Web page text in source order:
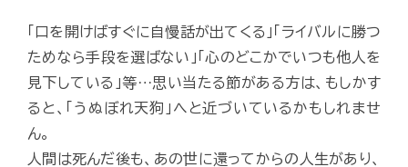
「口を開けばすぐに自慢話が出てくる」「ライバルに勝つ
ためなら手段を選ばない」「心のどこかでいつも他人を
見下している」等…思い当たる節がある方は、もしかす
ると、「うぬぼれ天狗」へと近づいているかもしれませ
ん。
人間は死んだ後も、あの世に還ってからの人生があり、